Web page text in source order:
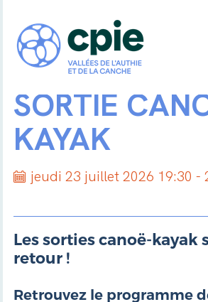
SORTIE
KAYAK
jeudi 23 juillet 2026 19:30 -
Les sorties canoë-kayak
retour !
Retrouvez le programme